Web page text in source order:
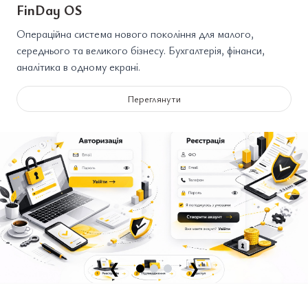
FinDay OS
Операційна система нового покоління для малого,
середнього та великого бізнесу. Бухгалтерія, фінанси,
аналітика в одному екрані.
Переглянути
❮ ❯